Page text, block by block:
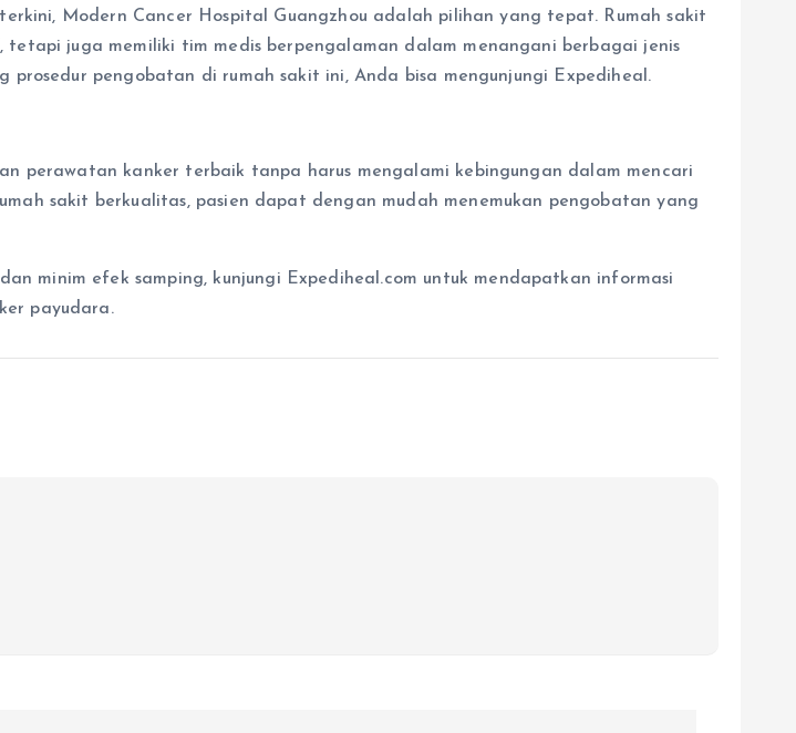
Modern Cancer Hospital Guangzhou adalah pilihan yang tepat. Rumah sakit
juga memiliki tim medis berpengalaman dalam menangani berbagai jenis
pengobatan di rumah sakit ini, Anda bisa mengunjungi Expediheal.
perawatan kanker terbaik tanpa harus mengalami kebingungan dalam mencari
sakit berkualitas, pasien dapat dengan mudah menemukan pengobatan yang
minim efek samping, kunjungi Expediheal.com untuk mendapatkan informasi
payudara.